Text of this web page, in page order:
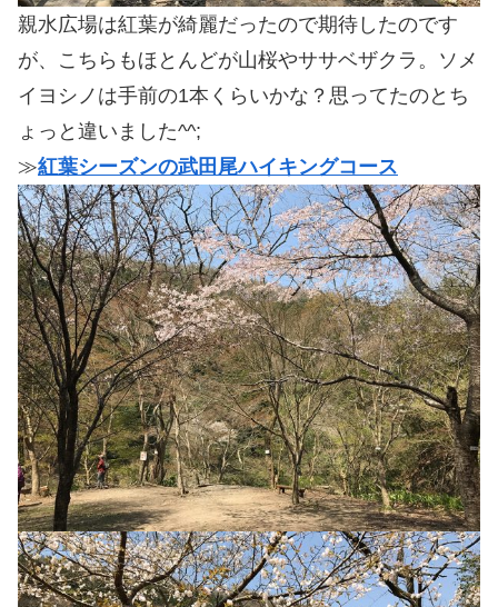
親水広場は紅葉が綺麗だったので期待したのです
が、こちらもほとんどが山桜やササベザクラ。ソメ
イヨシノは手前の1本くらいかな？思ってたのとち
ょっと違いました^^;
≫紅葉シーズンの武田尾ハイキングコース